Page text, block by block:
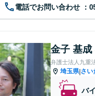
電話でお問い合わせ
金子 基成
弁護士法人九重
埼玉県|さい
バ